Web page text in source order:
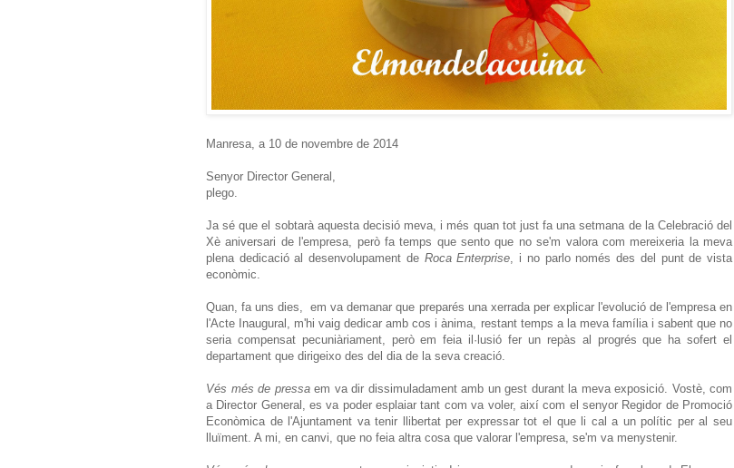
Manresa, a 10 de novembre de 2014
Senyor Director General,
plego.
Ja sé que el sobtarà aquesta decisió meva, i més quan tot just fa una setmana de la Celebració del
Xè aniversari de l'empresa, però fa temps que sento que no se'm valora com mereixeria la meva
plena dedicació al desenvolupament de Roca Enterprise, i no parlo només des del punt de vista
econòmic.
Quan, fa uns dies, em va demanar que preparés una xerrada per explicar l'evolució de l'empresa en
l'Acte Inaugural, m'hi vaig dedicar amb cos i ànima, restant temps a la meva família i sabent que no
seria compensat pecuniàriament, però em feia il·lusió fer un repàs al progrés que ha sofert el
departament que dirigeixo des del dia de la seva creació.
Vés més de pressa em va dir dissimuladament amb un gest durant la meva exposició. Vostè, com
a Director General, es va poder esplaiar tant com va voler, així com el senyor Regidor de Promoció
Econòmica de l'Ajuntament va tenir llibertat per expressar tot el que li cal a un polític per al seu
lluïment. A mi, en canvi, que no feia altra cosa que valorar l'empresa, se'm va menystenir.